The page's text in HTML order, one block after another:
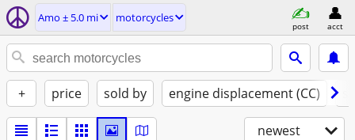
Amo ± 5.0 mi motorcycles
post acct
+ price sold by engine displacement (CC)
newest